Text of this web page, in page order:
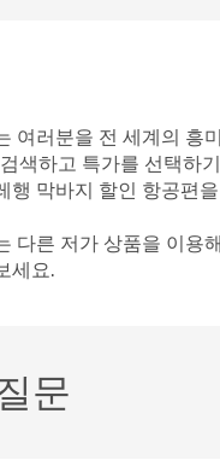
러분을 전 세계의
색하고 특가를 선택
막바지 할인 항공편
른 저가 상품을 이
세요.
문